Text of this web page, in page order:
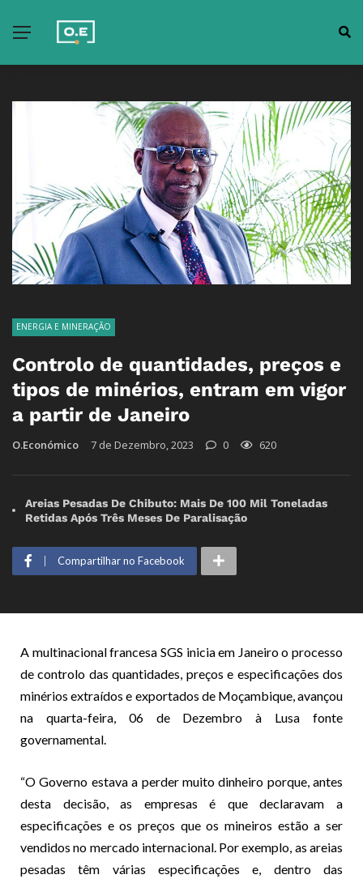
ENERGIA E MINERAÇÃO
Controlo de quantidades, preços e
tipos de minérios, entram em vigor
a partir de Janeiro
O.Económico 7 de Dezembro, 2023 0 620
Areias Pesadas De Chibuto: Mais De 100 Mil Toneladas
Retidas Após Três Meses De Paralisação
Compartilhar no Facebook
A multinacional francesa SGS inicia em Janeiro o processo
de controlo das quantidades, preços e especificações dos
minérios extraídos e exportados de Moçambique, avançou
na quarta-feira, 06 de Dezembro à Lusa fonte
governamental.
“O Governo estava a perder muito dinheiro porque, antes
desta decisão, as empresas é que declaravam a
especificações e os preços que os mineiros estão a ser
vendidos no mercado internacional. Por exemplo, as areias
pesadas têm várias especificações e, dentro das